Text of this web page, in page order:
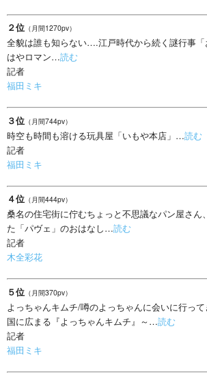
２位 （月間1270pv）
全貌は誰も知らない….江戸時代から続く謎行事「
はやロマン…読む
記者
福田ミキ
３位 （月間744pv）
時空も時間も溶ける玩具屋「いもや本店」…読む
記者
福田ミキ
４位 （月間444pv）
桑名の住宅街に佇むちょっと不思議なパン屋さん
た「パヴェ」のおはなし…読む
記者
木全彩花
５位 （月間370pv）
よっちゃんキムチ/噂のよっちゃんに会いに行っ
国に広まる『よっちゃんキムチ』～…読む
記者
福田ミキ